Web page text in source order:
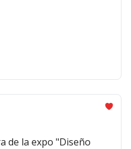
de la expo "Diseño